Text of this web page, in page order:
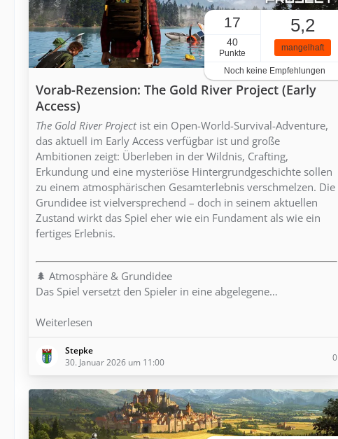
17
40
Punkte
5,2
mangelhaft
Noch keine Empfehlungen
Vorab-Rezension: The Gold River Project (Early
Access)
The Gold River Projectist ein Open-World-Survival-Adventure,
das aktuell im Early Access verfügbar ist und große
Ambitionen zeigt: Überleben in der Wildnis, Crafting,
Erkundung und eine mysteriöse Hintergrundgeschichte sollen
zu einem atmosphärischen Gesamterlebnis verschmelzen. Die
Grundidee ist vielversprechend – doch in seinem aktuellen
Zustand wirkt das Spiel eher wie ein Fundament als wie ein
fertiges Erlebnis.
🌲 Atmosphäre & Grundidee
Das Spiel versetzt den Spieler in eine abgelegene…
Weiterlesen
Stepke
30. Januar 2026 um 11:00
0